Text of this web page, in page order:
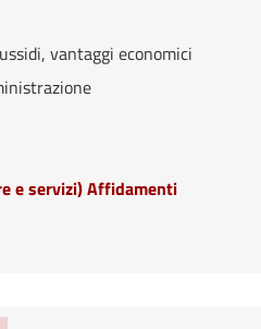
vantaggi economici
e servizi) Affidamenti